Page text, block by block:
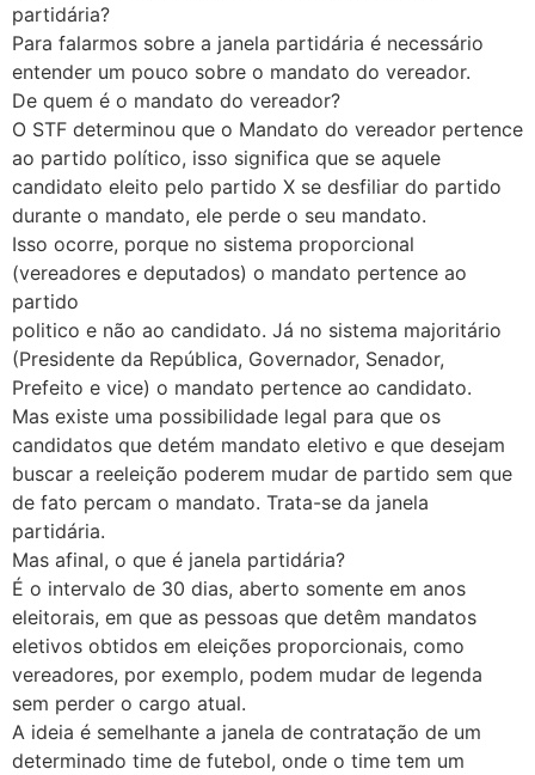
partidária?
Para falarmos sobre a janela partidária é necessário
entender um pouco sobre o mandato do vereador.
De quem é o mandato do vereador?
O STF determinou que o Mandato do vereador pertence
ao partido político, isso significa que se aquele
candidato eleito pelo partido X se desfiliar do partido
durante o mandato, ele perde o seu mandato.
Isso ocorre, porque no sistema proporcional
(vereadores e deputados) o mandato pertence ao
partido
politico e não ao candidato. Já no sistema majoritário
(Presidente da República, Governador, Senador,
Prefeito e vice) o mandato pertence ao candidato.
Mas existe uma possibilidade legal para que os
candidatos que detém mandato eletivo e que desejam
buscar a reeleição poderem mudar de partido sem que
de fato percam o mandato. Trata-se da janela
partidária.
Mas afinal, o que é janela partidária?
É o intervalo de 30 dias, aberto somente em anos
eleitorais, em que as pessoas que detêm mandatos
eletivos obtidos em eleições proporcionais, como
vereadores, por exemplo, podem mudar de legenda
sem perder o cargo atual.
A ideia é semelhante a janela de contratação de um
determinado time de futebol, onde o time tem um